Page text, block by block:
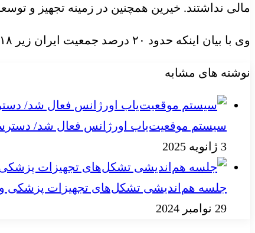
مالی نداشتند. خیرین همچنین در زمینه تجهیز و
وی با بیان اینکه حدود ۲۰ درصد جمعیت ایران زیر ۱۸ سال هستند، تأکید کرد که این آمار رسالت حوزه سلامت کودکان را سنگین‌تر می‌کند.
نوشته های مشابه
سیستم موقعیت‌یاب اورژانس فعال شد/ دسترسی
3 ژانویه 2025
جلسه هم‌اندیشی تشکل‌های تجهیزات پزشکی
29 نوامبر 2024